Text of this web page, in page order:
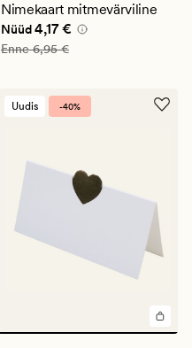
Nimekaart mitmevärviline
Nåværende pris_ee
Nüüd4,17 €
Vanlig pris_ee
Enne6,95 €
Uudis -40%